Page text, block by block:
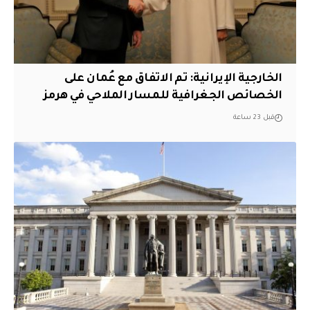
‏الخارجية الإيرانية: تم الاتفاق مع عُمان على
الخصائص الجغرافية للمسار الملاحي في هرمز
قبل 23 ساعة